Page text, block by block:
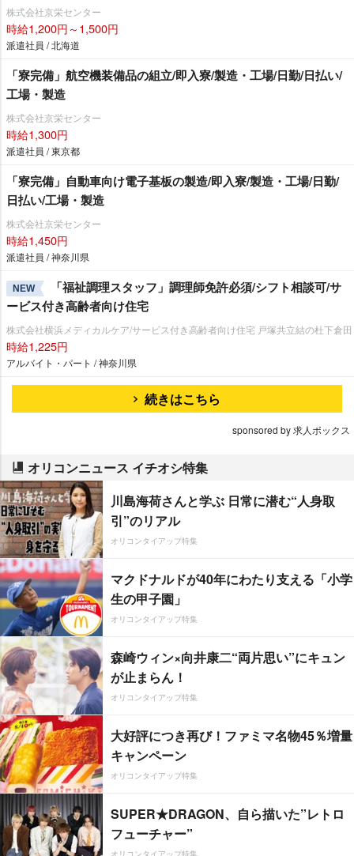
株式会社京栄センター
時給1,200円～1,500円
派遣社員 / 北海道
「寮完備」航空機装備品の組立/即入寮/製造・工場/日勤/日払い/
工場・製造
株式会社京栄センター
時給1,300円
派遣社員 / 東京都
「寮完備」自動車向け電子基板の製造/即入寮/製造・工場/日勤/
日払い/工場・製造
株式会社京栄センター
時給1,450円
派遣社員 / 神奈川県
NEW
「福祉調理スタッフ」調理師免許必須/シフト相談可/サ
ービス付き高齢者向け住宅
株式会社横浜メディカルケア/サービス付き高齢者向け住宅 戸塚共立結の杜下倉田
時給1,225円
アルバイト・パート / 神奈川県
続きはこちら
sponsored by 求人ボックス
オリコンニュース イチオシ特集
川島海荷さんと学ぶ 日常に潜む“人身取
引”のリアル
オリコンタイアップ特集
マクドナルドが40年にわたり支える「小学
生の甲子園」
オリコンタイアップ特集
森崎ウィン×向井康二“両片思い”にキュン
が止まらん！
オリコンタイアップ特集
大好評につき再び！ファミマ名物45％増量
キャンペーン
オリコンタイアップ特集
SUPER★DRAGON、自ら描いた”レトロ
フューチャー”
オリコンタイアップ特集